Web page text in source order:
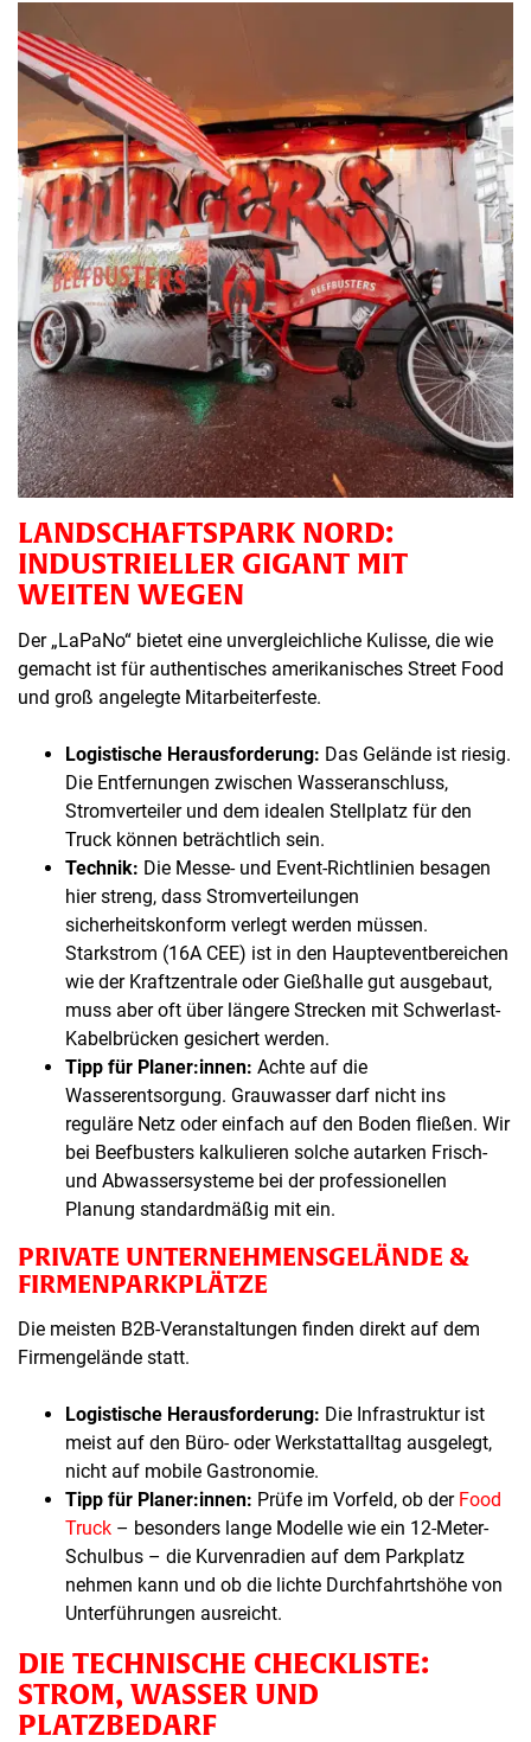
LANDSCHAFTSPARK NORD:
INDUSTRIELLER GIGANT MIT
WEITEN WEGEN
Der „LaPaNo“ bietet eine unvergleichliche Kulisse, die wie
gemacht ist für authentisches amerikanisches Street Food
und groß angelegte Mitarbeiterfeste.
Logistische Herausforderung: Das Gelände ist riesig.
Die Entfernungen zwischen Wasseranschluss,
Stromverteiler und dem idealen Stellplatz für den
Truck können beträchtlich sein.
Technik: Die Messe- und Event-Richtlinien besagen
hier streng, dass Stromverteilungen
sicherheitskonform verlegt werden müssen.
Starkstrom (16A CEE) ist in den Haupteventbereichen
wie der Kraftzentrale oder Gießhalle gut ausgebaut,
muss aber oft über längere Strecken mit Schwerlast-
Kabelbrücken gesichert werden.
Tipp für Planer:innen: Achte auf die
Wasserentsorgung. Grauwasser darf nicht ins
reguläre Netz oder einfach auf den Boden fließen. Wir
bei Beefbusters kalkulieren solche autarken Frisch-
und Abwassersysteme bei der professionellen
Planung standardmäßig mit ein.
PRIVATE UNTERNEHMENSGELÄNDE &
FIRMENPARKPLÄTZE
Die meisten B2B-Veranstaltungen finden direkt auf dem
Firmengelände statt.
Logistische Herausforderung: Die Infrastruktur ist
meist auf den Büro- oder Werkstattalltag ausgelegt,
nicht auf mobile Gastronomie.
Tipp für Planer:innen: Prüfe im Vorfeld, ob der Food
Truck – besonders lange Modelle wie ein 12-Meter-
Schulbus – die Kurvenradien auf dem Parkplatz
nehmen kann und ob die lichte Durchfahrtshöhe von
Unterführungen ausreicht.
DIE TECHNISCHE CHECKLISTE:
STROM, WASSER UND
PLATZBEDARF